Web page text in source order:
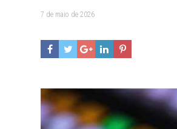
7 de maio de 2026